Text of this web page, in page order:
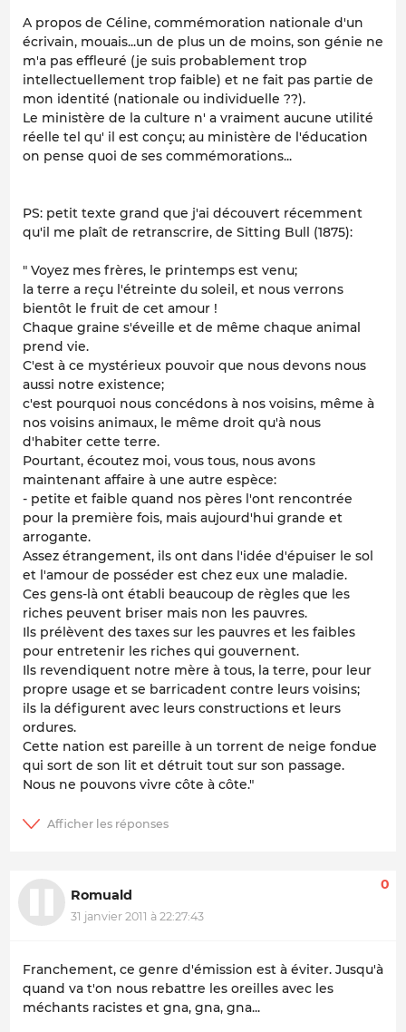
A propos de Céline, commémoration nationale d'un
écrivain, mouais...un de plus un de moins, son génie ne
m'a pas effleuré (je suis probablement trop
intellectuellement trop faible) et ne fait pas partie de
mon identité (nationale ou individuelle ??).
Le ministère de la culture n' a vraiment aucune utilité
réelle tel qu' il est conçu; au ministère de l'éducation
on pense quoi de ses commémorations...
PS: petit texte grand que j'ai découvert récemment
qu'il me plaît de retranscrire, de Sitting Bull (1875):
" Voyez mes frères, le printemps est venu;
la terre a reçu l'étreinte du soleil, et nous verrons
bientôt le fruit de cet amour !
Chaque graine s'éveille et de même chaque animal
prend vie.
C'est à ce mystérieux pouvoir que nous devons nous
aussi notre existence;
c'est pourquoi nous concédons à nos voisins, même à
nos voisins animaux, le même droit qu'à nous
d'habiter cette terre.
Pourtant, écoutez moi, vous tous, nous avons
maintenant affaire à une autre espèce:
- petite et faible quand nos pères l'ont rencontrée
pour la première fois, mais aujourd'hui grande et
arrogante.
Assez étrangement, ils ont dans l'idée d'épuiser le sol
et l'amour de posséder est chez eux une maladie.
Ces gens-là ont établi beaucoup de règles que les
riches peuvent briser mais non les pauvres.
Ils prélèvent des taxes sur les pauvres et les faibles
pour entretenir les riches qui gouvernent.
Ils revendiquent notre mère à tous, la terre, pour leur
propre usage et se barricadent contre leurs voisins;
ils la défigurent avec leurs constructions et leurs
ordures.
Cette nation est pareille à un torrent de neige fondue
qui sort de son lit et détruit tout sur son passage.
Nous ne pouvons vivre côte à côte."
Romuald
31 janvier 2011 à 22:27:43
0
Franchement, ce genre d'émission est à éviter. Jusqu'à
quand va t'on nous rebattre les oreilles avec les
méchants racistes et gna, gna, gna...